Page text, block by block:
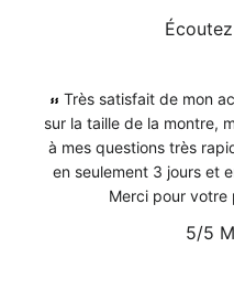
Très satisfait de mon
sur la taille de la montre,
à mes questions très
en seulement 3 jours et
Merci pour votre
5/5